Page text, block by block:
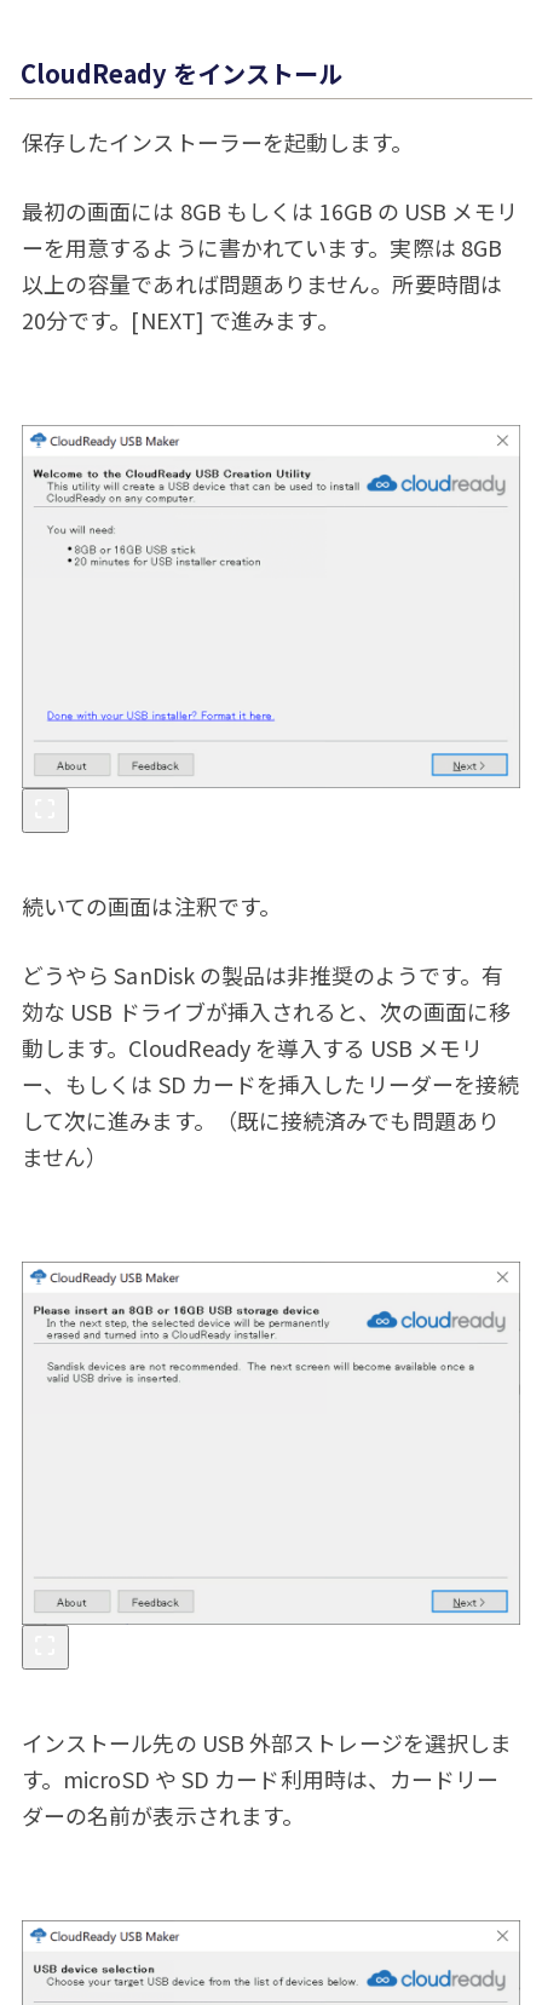
CloudReady をインストール
保存したインストーラーを起動します。
最初の画面には 8GB もしくは 16GB の USB メモリ
ーを用意するように書かれています。実際は 8GB
以上の容量であれば問題ありません。所要時間は
20分です。[NEXT] で進みます。
続いての画面は注釈です。
どうやら SanDisk の製品は非推奨のようです。有
効な USB ドライブが挿入されると、次の画面に移
動します。CloudReady を導入する USB メモリ
ー、もしくは SD カードを挿入したリーダーを接続
して次に進みます。（既に接続済みでも問題あり
ません）
インストール先の USB 外部ストレージを選択しま
す。microSD や SD カード利用時は、カードリー
ダーの名前が表示されます。